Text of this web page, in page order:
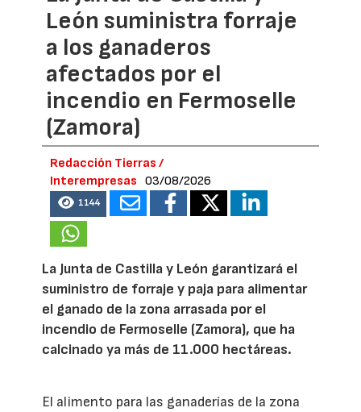
León suministra forraje
a los ganaderos
afectados por el
incendio en Fermoselle
(Zamora)
Redacción Tierras /
Interempresas
03/08/2026
1144
La Junta de Castilla y León garantizará el
suministro de forraje y paja para alimentar
el ganado de la zona arrasada por el
incendio de Fermoselle (Zamora), que ha
calcinado ya más de 11.000 hectáreas.
El alimento para las ganaderías de la zona